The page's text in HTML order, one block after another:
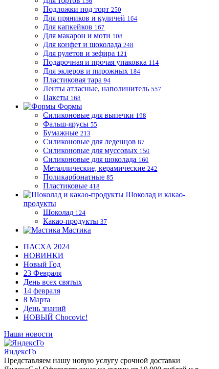
Подложки под торт 250
Для пряников и куличей 164
Для капкейков 167
Для макарон и моти 108
Для конфет и шоколада 248
Для рулетов и зефира 121
Подарочная и прочая упаковка 114
Для эклеров и пирожных 184
Пластиковая тара 94
Ленты атласные, наполинитель 557
Пакеты 168
Формы
Силиконовые для выпечки 198
Фальш-ярусы 55
Бумажные 213
Силиконовые для леденцов 87
Силиконовые для муссовых 150
Силиконовые для шоколада 160
Металлические, керамические 242
Поликарбонатные 85
Пластиковые 418
Шоколад и какао-
продукты
Шоколад 124
Какао-продукты 37
Мастика
ПАСХА 2024
НОВИНКИ
Новый Год
23 Февраля
День всех святых
14 февраля
8 Марта
День знаний
НОВЫЙ Chocovic!
Наши новости
ЯндексГо
Представляем нашу новую услугу срочной доставки